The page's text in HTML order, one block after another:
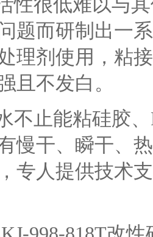
题而研制出一
理剂使用，粘
且不发白。
不止能粘硅胶
慢干、瞬干、
专人提供技术